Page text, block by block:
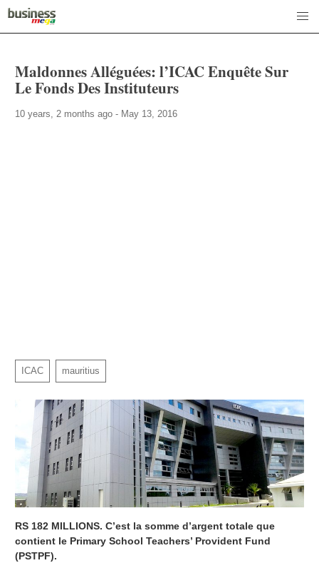
Maldonnes Alléguées: l’ICAC Enquête Sur
Le Fonds Des Instituteurs
10 years, 2 months ago - May 13, 2016
ICAC mauritius
RS 182 MILLIONS. C’est la somme d’argent totale que
contient le Primary School Teachers’ Provident Fund
(PSTPF).